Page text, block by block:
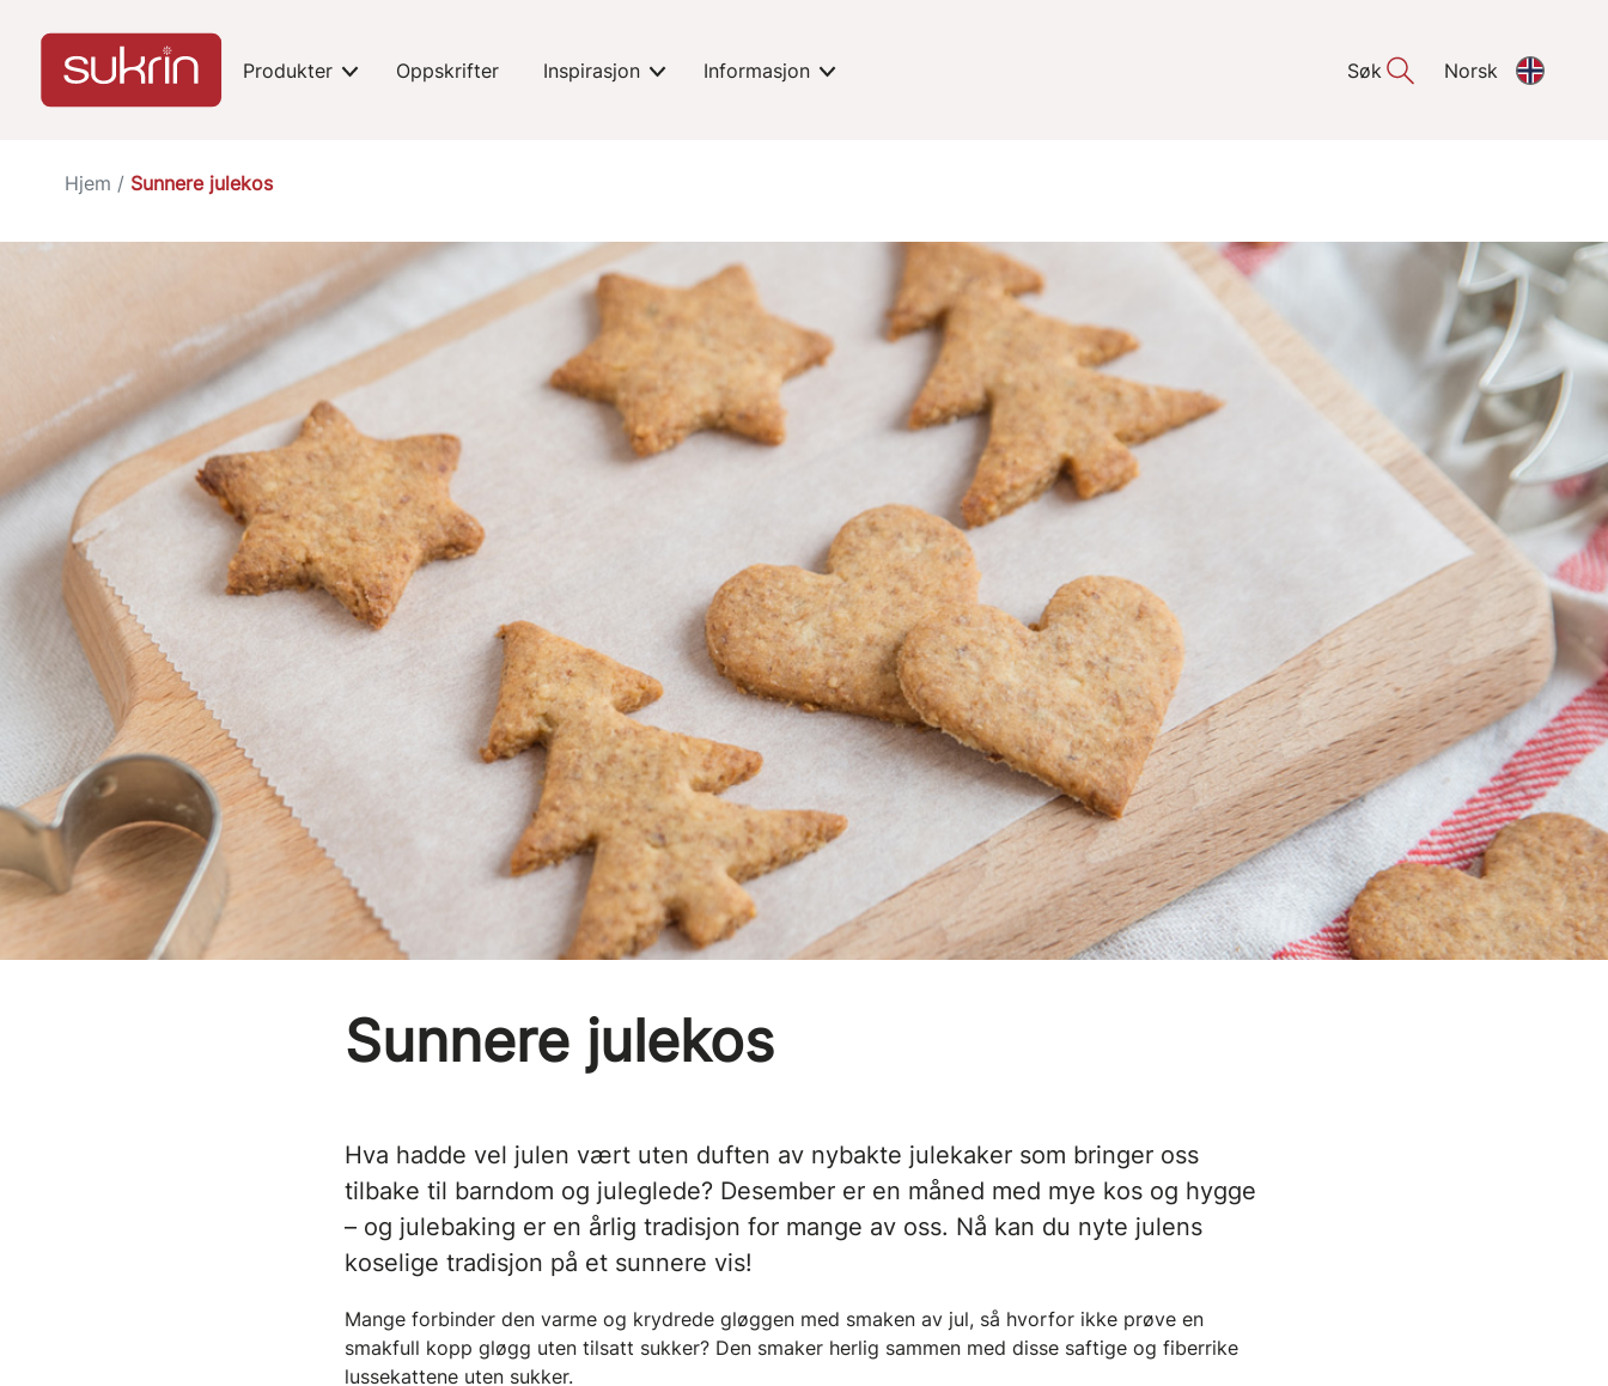
expand-toggle
Produkter Oppskrifter expand-toggle
Inspirasjon expand-toggle
Informasjon Søk Norsk
Hjem / Sunnere julekos
Sunnere julekos
Hva hadde vel julen vært uten duften av nybakte julekaker som bringer oss
tilbake til barndom og juleglede? Desember er en måned med mye kos og hygge
– og julebaking er en årlig tradisjon for mange av oss. Nå kan du nyte julens
koselige tradisjon på et sunnere vis!
Mange forbinder den varme og krydrede gløggen med smaken av jul, så hvorfor ikke prøve en
smakfull kopp gløgg uten tilsatt sukker? Den smaker herlig sammen med disse saftige og fiberrike
lussekattene uten sukker.